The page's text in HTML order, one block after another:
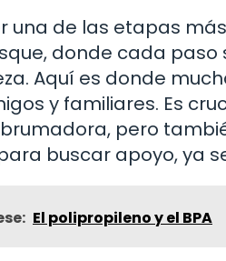
una de las etapas
donde cada
Aquí es donde
y familiares. Es
pero
buscar apoyo, ya
El polipropileno y el BPA